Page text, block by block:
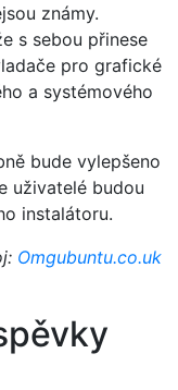
známy.
s sebou přinese
pro grafické
a systémového
bude vylepšeno
uživatelé budou
instalátoru.
Omgubuntu.co.uk